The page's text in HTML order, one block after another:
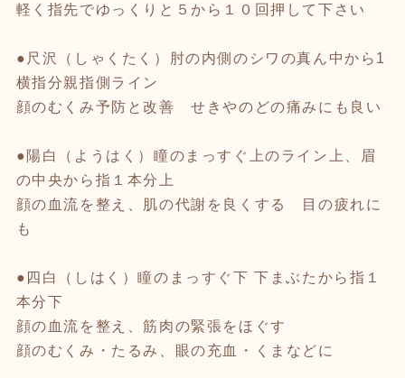
軽く指先でゆっくりと５から１０回押して下さい
●尺沢（しゃくたく）肘の内側のシワの真ん中から1
横指分親指側ライン
顔のむくみ予防と改善 せきやのどの痛みにも良い
●陽白（ようはく）瞳のまっすぐ上のライン上、眉
の中央から指１本分上
顔の血流を整え、肌の代謝を良くする 目の疲れに
も
●四白（しはく）瞳のまっすぐ下 下まぶたから指１
本分下
顔の血流を整え、筋肉の緊張をほぐす
顔のむくみ・たるみ、眼の充血・くまなどに